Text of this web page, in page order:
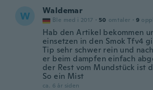
W Waldemar
Ble med i 2017 · 50 omtaler · 9
Hab den Artikel bekommen
einsetzen in den Smok Tfv4
Tip sehr schwer rein und
er beim dampfen einfach
der Rest vom Mundstück ist
So ein Mist
ca. 6 år siden